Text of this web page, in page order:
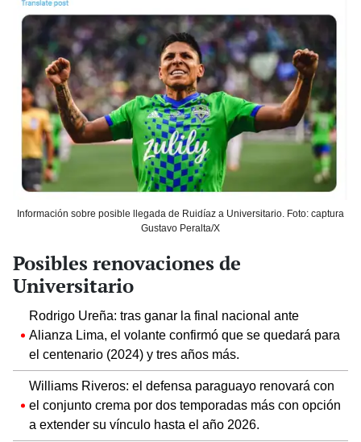
Información sobre posible llegada de Ruidíaz a Universitario. Foto: captura
Gustavo Peralta/X
Posibles renovaciones de
Universitario
Rodrigo Ureña: tras ganar la final nacional ante
Alianza Lima, el volante confirmó que se quedará para
el centenario (2024) y tres años más.
Williams Riveros: el defensa paraguayo renovará con
el conjunto crema por dos temporadas más con opción
a extender su vínculo hasta el año 2026.